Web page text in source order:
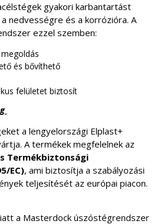
gyakori karbantartást
nedvességre és a korrózióra. A
ezzel szemben:
és bővíthető
felületet biztosít
a lengyelországi Elplast+
A termékek megfelelnek az
Termékbiztonsági
EC), ami biztosítja a szabályozási
teljesítését az európai piacon.
a Masterdock úszóstégrendszer